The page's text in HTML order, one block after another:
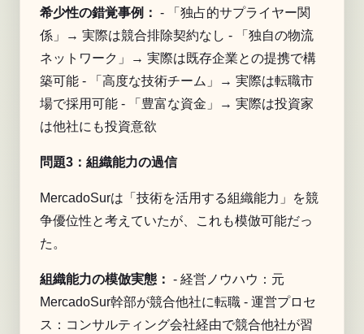
希少性の錯覚事例： - 「独占的サプライヤー関
係」→ 実際は競合排除契約なし - 「独自の物流
ネットワーク」→ 実際は既存企業との提携で構
築可能 - 「高度な技術チーム」→ 実際は転職市
場で採用可能 - 「豊富な資金」→ 実際は投資家
は他社にも投資意欲
問題3：組織能力の過信
MercadoSurは「技術を活用する組織能力」を競
争優位性と考えていたが、これも模倣可能だっ
た。
組織能力の模倣実態： - 経営ノウハウ：元
MercadoSur幹部が競合他社に転職 - 運営プロセ
ス：コンサルティング会社経由で競合他社が習